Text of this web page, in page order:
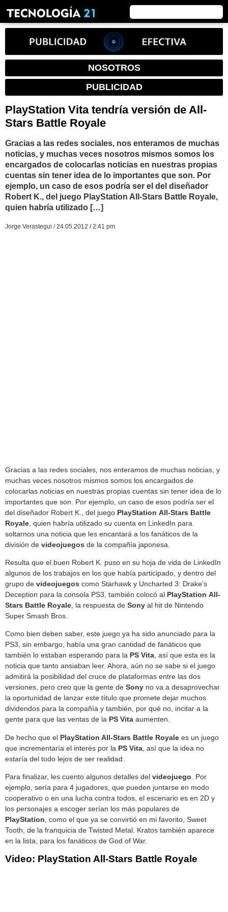
NOSOTROS
PUBLICIDAD
PlayStation Vita tendría versión de All-
Stars Battle Royale
Gracias a las redes sociales, nos enteramos de muchas
noticias, y muchas veces nosotros mismos somos los
encargados de colocarlas noticias en nuestras propias
cuentas sin tener idea de lo importantes que son. Por
ejemplo, un caso de esos podría ser el del diseñador
Robert K., del juego PlayStation All-Stars Battle Royale,
quien habría utilizado […]
Jorge Verastegui / 24.05.2012 / 2:41 pm
Gracias a las redes sociales, nos enteramos de muchas noticias, y
muchas veces nosotros mismos somos los encargados de
colocarlas noticias en nuestras propias cuentas sin tener idea de lo
importantes que son. Por ejemplo, un caso de esos podría ser el
del diseñador Robert K., del juego PlayStation All-Stars Battle
Royale , quien habría utilizado su cuenta en LinkedIn para
soltarnos una noticia que les encantará a los fanáticos de la
división de videojuegos de la compañía japonesa.
Resulta que el buen Robert K. puso en su hoja de vida de LinkedIn
algunos de los trabajos en los que había participado, y dentro del
grupo de videojuegos como Starhawk y Uncharted 3: Drake’s
Deception para la consola PS3, también colocó al PlayStation All-
Stars Battle Royale , la respuesta de Sony al hit de Nintendo
Super Smash Bros.
Como bien deben saber, este juego ya ha sido anunciado para la
PS3, sin embargo, había una gran cantidad de fanáticos que
también lo estaban esperando para la PS Vita, así que esta es la
noticia que tanto ansiaban leer. Ahora, aún no se sabe si el juego
admitirá la posibilidad del cruce de plataformas entre las dos
versiones, pero creo que la gente de Sony no va a desaprovechar
la oportunidad de lanzar este título que promete dejar muchos
dividendos para la compañía y también, por qué no, incitar a la
gente para que las ventas de la PS Vita aumenten.
De hecho que el PlayStation All-Stars Battle Royale es un juego
que incrementaría el interés por la PS Vita , así que la idea no
estaría del todo lejos de ser realidad.
Para finalizar, les cuento algunos detalles del videojuego . Por
ejemplo, sería para 4 jugadores, que pueden juntarse en modo
cooperativo o en una lucha contra todos, el escenario es en 2D y
los personajes a escoger serían los más populares de
PlayStation , como el que ya se convirtió en mi favorito, Sweet
Tooth, de la franquicia de Twisted Metal. Kratos también aparece
en la lista, para los fanáticos de God of War.
Video: PlayStation All-Stars Battle Royale